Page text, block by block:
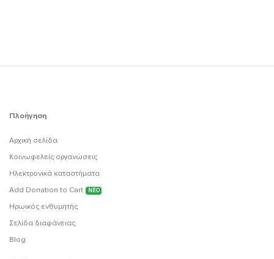
Πλοήγηση
Αρχική σελίδα
Κοινωφελείς οργανώσεις
Ηλεκτρονικά καταστήματα
Add Donation to Cart
ΝΕΟ
Ηρωικός ενθυμητής
Σελίδα διαφάνειας
Blog